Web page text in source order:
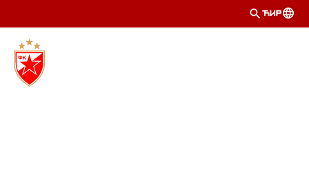
ЋИР